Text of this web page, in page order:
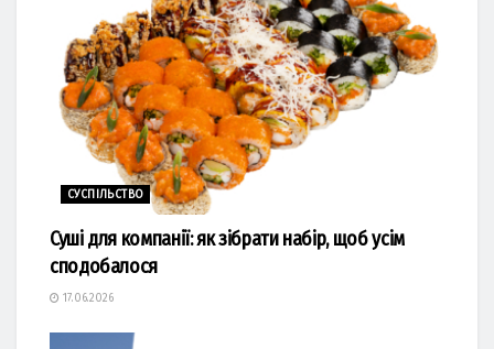
СУСПІЛЬСТВО
Суші для компанії: як зібрати набір, щоб усім
сподобалося
17.06.2026